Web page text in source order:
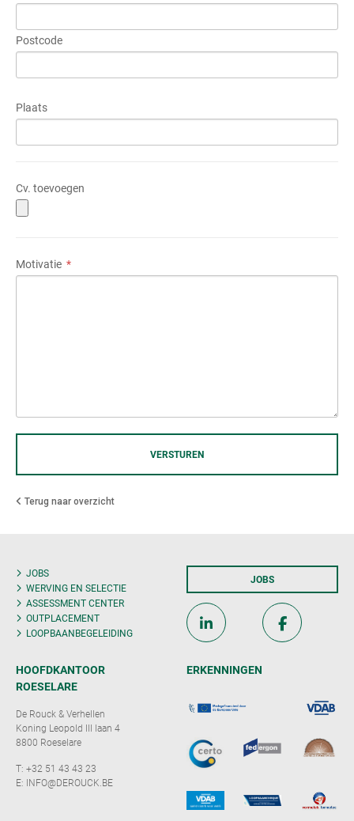
Postcode
Plaats
Cv. toevoegen
Motivatie
VERSTUREN
Terug naar overzicht
JOBS
WERVING EN SELECTIE
ASSESSMENT CENTER
OUTPLACEMENT
LOOPBAANBEGELEIDING
JOBS
HOOFDKANTOOR
ROESELARE
De Rouck & Verhellen
Koning Leopold III laan 4
8800 Roeselare
T: +32 51 43 43 23
E: INFO@DEROUCK.BE
ERKENNINGEN